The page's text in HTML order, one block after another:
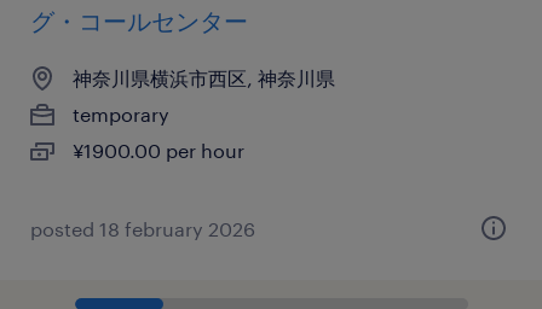
グ・コールセンター
神奈川県横浜市西区, 神奈川県
temporary
¥1900.00 per hour
posted 18 february 2026